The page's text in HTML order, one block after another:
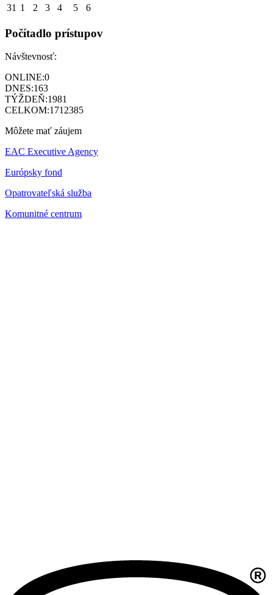
31 1 2 3 4 5 6
Počítadlo prístupov
Návštevnosť:
ONLINE:0
DNES:163
TÝŽDEŇ:1981
CELKOM:1712385
Môžete mať záujem
EAC Executive Agency
Európsky fond
Opatrovateľská služba
Komunitné centrum